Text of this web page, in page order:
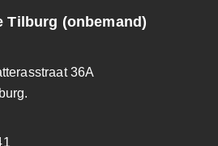
Tilburg (onbemand)
36A